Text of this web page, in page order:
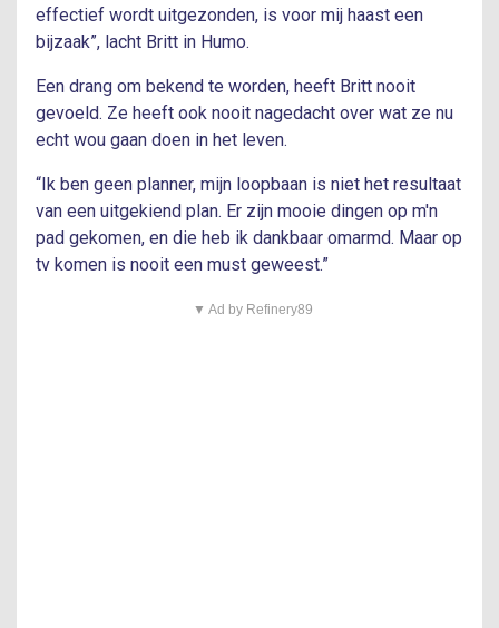
effectief wordt uitgezonden, is voor mij haast een
bijzaak”, lacht Britt in Humo.
Een drang om bekend te worden, heeft Britt nooit
gevoeld. Ze heeft ook nooit nagedacht over wat ze nu
echt wou gaan doen in het leven.
“Ik ben geen planner, mijn loopbaan is niet het resultaat
van een uitgekiend plan. Er zijn mooie dingen op m'n
pad gekomen, en die heb ik dankbaar omarmd. Maar op
tv komen is nooit een must geweest.”
▼ Ad by Refinery89